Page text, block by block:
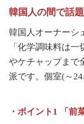
韓国人の間で話
韓国人オーナーシ
「化学調味料は
やケチャップまで
派です。個室(～24
・ポイント1 「前